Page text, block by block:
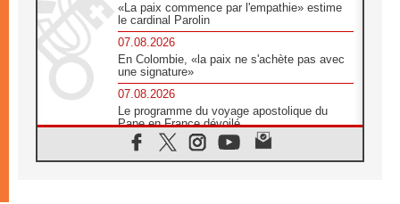
«La paix commence par l'empathie» estime
le cardinal Parolin
07.08.2026
En Colombie, «la paix ne s'achète pas avec
une signature»
07.08.2026
Le programme du voyage apostolique du
Pape en France dévoilé
07.08.2026
1ère Conférence continentale sur l'éducation